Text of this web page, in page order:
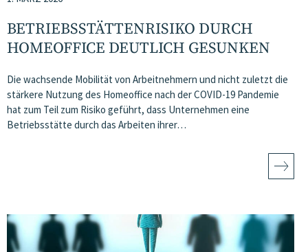
BETRIEBSSTÄTTENRISIKO DURCH
HOMEOFFICE DEUTLICH GESUNKEN
Die wachsende Mobilität von Arbeitnehmern und nicht zuletzt die
stärkere Nutzung des Homeoffice nach der COVID-19 Pandemie
hat zum Teil zum Risiko geführt, dass Unternehmen eine
Betriebsstätte durch das Arbeiten ihrer…